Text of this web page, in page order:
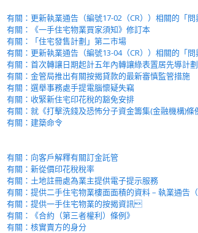
有關：更新執業通告（編號17-02（CR））相關的「問
有關：《一手住宅物業買家須知》修訂本
有關：「住宅發售計劃」第二市場
有關：更新執業通告（編號13-04（CR））相關的「問
有關：首次轉讓日期起計五年內轉讓綠表置居先導計
有關：金管局推出有關按揭貸款的最新審慎監管措施
有關：選舉事務處手提電腦懷疑失竊
有關：收緊新住宅印花稅的豁免安排
有關：就《打擊洗錢及恐怖分子資金籌集(金融機構)
有關：建築命令
有關：向客戶解釋有關訂金託管
有關：新從價印花稅稅率
有關：土地註冊處為業主提供電子提示服務
有關：提供二手住宅物業樓面面積的資料 – 執業通告（
有關：提供一手住宅物業的按揭資訊
有關：《合約（第三者權利）條例》
有關：核實賣方的身分